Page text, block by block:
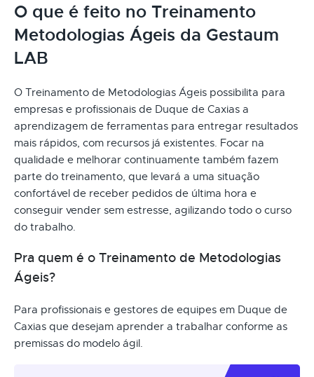
O que é feito no Treinamento
Metodologias Ágeis da Gestaum
LAB
O Treinamento de Metodologias Ágeis possibilita para
empresas e profissionais de Duque de Caxias a
aprendizagem de ferramentas para entregar resultados
mais rápidos, com recursos já existentes. Focar na
qualidade e melhorar continuamente também fazem
parte do treinamento, que levará a uma situação
confortável de receber pedidos de última hora e
conseguir vender sem estresse, agilizando todo o curso
do trabalho.
Pra quem é o Treinamento de Metodologias
Ágeis?
Para profissionais e gestores de equipes em Duque de
Caxias que desejam aprender a trabalhar conforme as
premissas do modelo ágil.